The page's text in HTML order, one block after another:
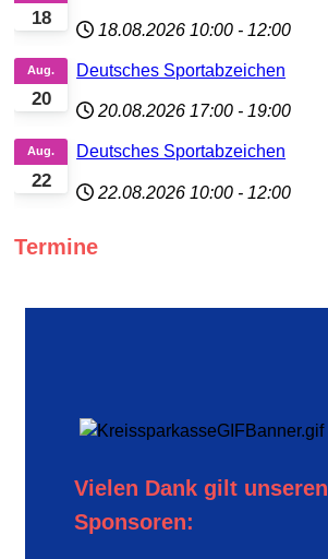
18
18.08.2026 10:00 - 12:00
20
Aug. Deutsches Sportabzeichen
20.08.2026 17:00 - 19:00
22
Aug. Deutsches Sportabzeichen
22.08.2026 10:00 - 12:00
Termine
Vielen Dank gilt unseren
Sponsoren: